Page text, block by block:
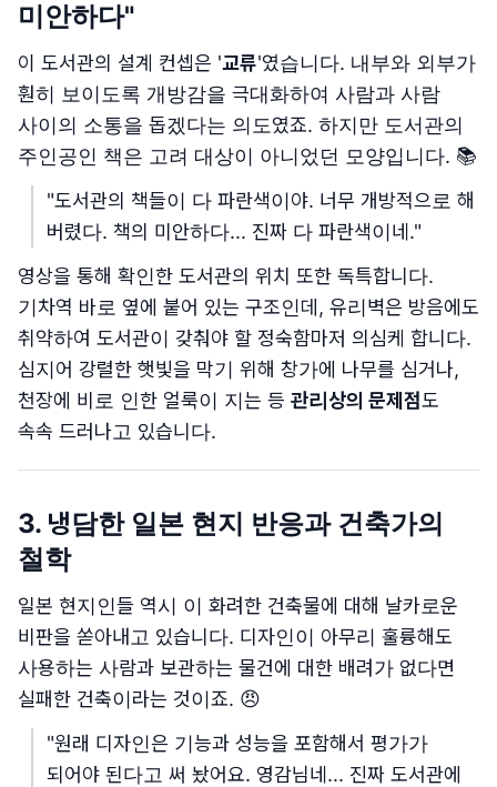
미안하다"
이 도서관의 설계 컨셉은 '교류'였습니다. 내부와 외부가
훤히 보이도록 개방감을 극대화하여 사람과 사람
사이의 소통을 돕겠다는 의도였죠. 하지만 도서관의
주인공인 책은 고려 대상이 아니었던 모양입니다. 📚
"도서관의 책들이 다 파란색이야. 너무 개방적으로 해
버렸다. 책의 미안하다... 진짜 다 파란색이네."
영상을 통해 확인한 도서관의 위치 또한 독특합니다.
기차역 바로 옆에 붙어 있는 구조인데, 유리벽은 방음에도
취약하여 도서관이 갖춰야 할 정숙함마저 의심케 합니다.
심지어 강렬한 햇빛을 막기 위해 창가에 나무를 심거나,
천장에 비로 인한 얼룩이 지는 등 관리상의 문제점도
속속 드러나고 있습니다.
3. 냉담한 일본 현지 반응과 건축가의
철학
일본 현지인들 역시 이 화려한 건축물에 대해 날카로운
비판을 쏟아내고 있습니다. 디자인이 아무리 훌륭해도
사용하는 사람과 보관하는 물건에 대한 배려가 없다면
실패한 건축이라는 것이죠. 😠
"원래 디자인은 기능과 성능을 포함해서 평가가
되어야 된다고 써 놨어요. 영감님네... 진짜 도서관에